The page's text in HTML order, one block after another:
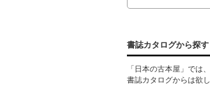
書誌カタログから探す
「日本の古本屋」では
書誌カタログからは欲